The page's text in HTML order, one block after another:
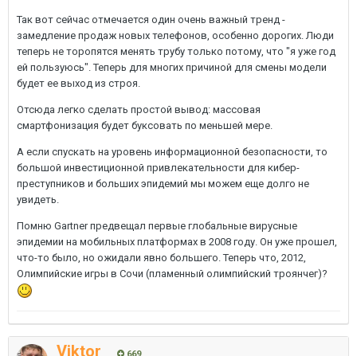
Так вот сейчас отмечается один очень важный тренд -
замедление продаж новых телефонов, особенно дорогих. Люди
теперь не торопятся менять трубу только потому, что "я уже год
ей пользуюсь". Теперь для многих причиной для смены модели
будет ее выход из строя.
Отсюда легко сделать простой вывод: массовая
смартфонизация будет буксовать по меньшей мере.
А если спускать на уровень информационной безопасности, то
большой инвестиционной привлекательности для кибер-
преступников и больших эпидемий мы можем еще долго не
увидеть.
Помню Gartner предвещал первые глобальные вирусные
эпидемии на мобильных платформах в 2008 году. Он уже прошел,
что-то было, но ожидали явно большего. Теперь что, 2012,
Олимпийские игры в Сочи (пламенный олимпийский троянчег)?
Viktor